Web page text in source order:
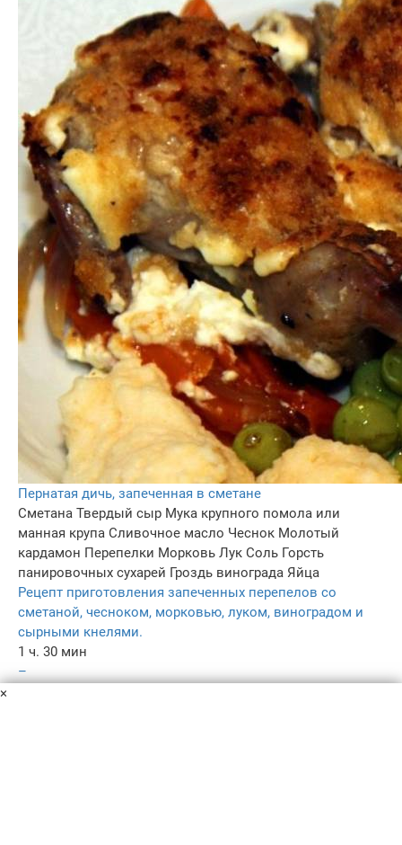
Пернатая дичь, запеченная в сметане
Сметана Твердый сыр Мука крупного помола или
манная крупа Сливочное масло Чеснок Молотый
кардамон Перепелки Морковь Лук Соль Горсть
панировочных сухарей Гроздь винограда Яйца
Рецепт приготовления запеченных перепелов со
сметаной, чесноком, морковью, луком, виноградом и
сырными кнелями.
1 ч. 30 мин
–
×